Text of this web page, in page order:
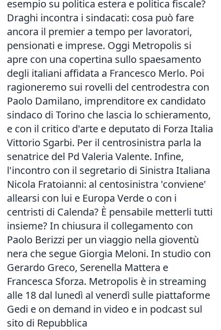
esempio su politica estera e politica fiscale?
Draghi incontra i sindacati: cosa può fare
ancora il premier a tempo per lavoratori,
pensionati e imprese. Oggi Metropolis si
apre con una copertina sullo spaesamento
degli italiani affidata a Francesco Merlo. Poi
ragioneremo sui rovelli del centrodestra con
Paolo Damilano, imprenditore ex candidato
sindaco di Torino che lascia lo schieramento,
e con il critico d'arte e deputato di Forza Italia
Vittorio Sgarbi. Per il centrosinistra parla la
senatrice del Pd Valeria Valente. Infine,
l'incontro con il segretario di Sinistra Italiana
Nicola Fratoianni: al centosinistra 'conviene'
allearsi con lui e Europa Verde o con i
centristi di Calenda? È pensabile metterli tutti
insieme? In chiusura il collegamento con
Paolo Berizzi per un viaggio nella gioventù
nera che segue Giorgia Meloni. In studio con
Gerardo Greco, Serenella Mattera e
Francesca Sforza. Metropolis è in streaming
alle 18 dal lunedì al venerdì sulle piattaforme
Gedi e on demand in video e in podcast sul
sito di Repubblica